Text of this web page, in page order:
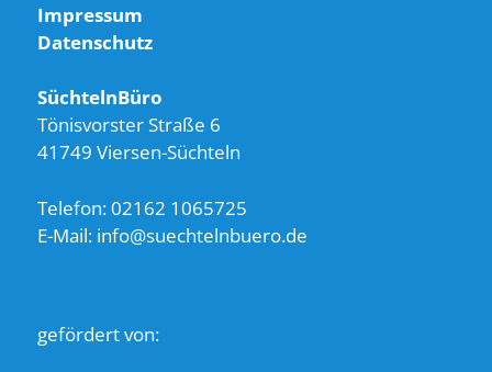
Impressum
Datenschutz
SüchtelnBüro
Tönisvorster Straße 6
41749 Viersen-Süchteln
Telefon: 02162 1065725
E-Mail: info@suechtelnbuero.de
gefördert von: